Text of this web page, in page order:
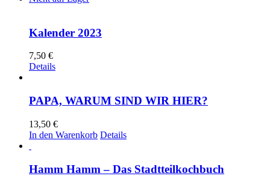
Kalender 2023
7,50 €
Details
PAPA, WARUM SIND WIR HIER?
13,50 €
In den Warenkorb Details
Hamm Hamm – Das Stadtteilkochbuch